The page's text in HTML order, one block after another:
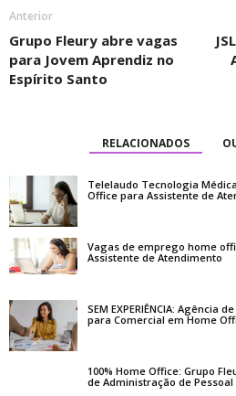
Anterior
Grupo Fleury abre vagas
para Jovem Aprendiz no
Espírito Santo
RELACIONADOS
Telelaudo Tecnologia
Office para Assistente de
Vagas de emprego home
Assistente de Atendimento
SEM EXPERIÊNCIA: Agência
para Comercial em Home
100% Home Office: Grupo
de Administração de Pessoal